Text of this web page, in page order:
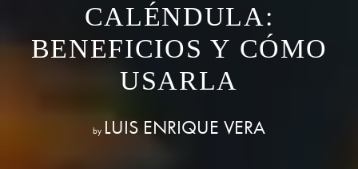
CALÉNDULA:
BENEFICIOS Y CÓMO
USARLA
by LUIS ENRIQUE VERA